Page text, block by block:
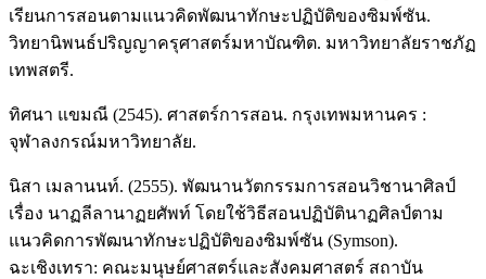
เรียนการสอนตามแนวคิดพัฒนาทักษะปฏิบัติของซิมพ์ซัน.
วิทยานิพนธ์ปริญญาครุศาสตร์มหาบัณฑิต. มหาวิทยาลัยราชภัฏ
เทพสตรี.
ทิศนา แขมณี (2545). ศาสตร์การสอน. กรุงเทพมหานคร :
จุฬาลงกรณ์มหาวิทยาลัย.
นิสา เมลานนท์. (2555). พัฒนานวัตกรรมการสอนวิชานาศิลป์
เรื่อง นาฏลีลานาฏยศัพท์ โดยใช้วิธีสอนปฏิบัตินาฏศิลป์ตาม
แนวคิดการพัฒนาทักษะปฏิบัติของซิมพ์ซัน (Symson).
ฉะเชิงเทรา: คณะมนุษย์ศาสตร์และสังคมศาสตร์ สถาบัน